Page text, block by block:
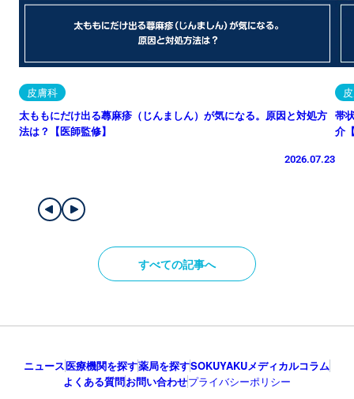
皮膚科
太ももにだけ出る蕁麻疹（じんましん）が気になる。原因と対処方
法は？【医師監修】
2026.07.23
帯
介
すべての記事へ
ニュース医療機関を探す薬局を探すSOKUYAKUメディカルコラム
よくある質問お問い合わせプライバシーポリシー